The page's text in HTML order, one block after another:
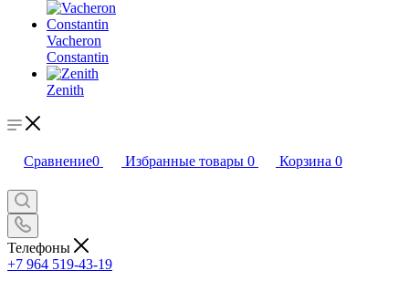
Vacheron
Constantin
Zenith
Сравнение0 Избранные товары 0 Корзина 0
Телефоны
+7 964 519-43-19